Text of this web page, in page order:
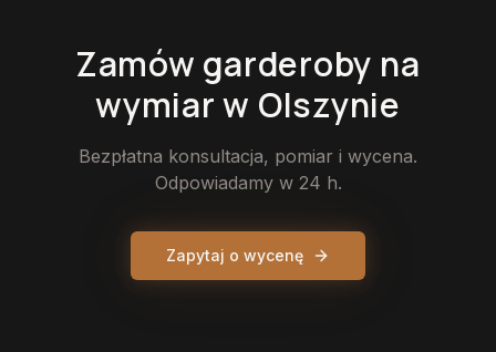
Zamów garderoby na
wymiarw Olszynie
Bezpłatna konsultacja, pomiar i wycena.
Odpowiadamy w 24 h.
Zapytaj o wycenę